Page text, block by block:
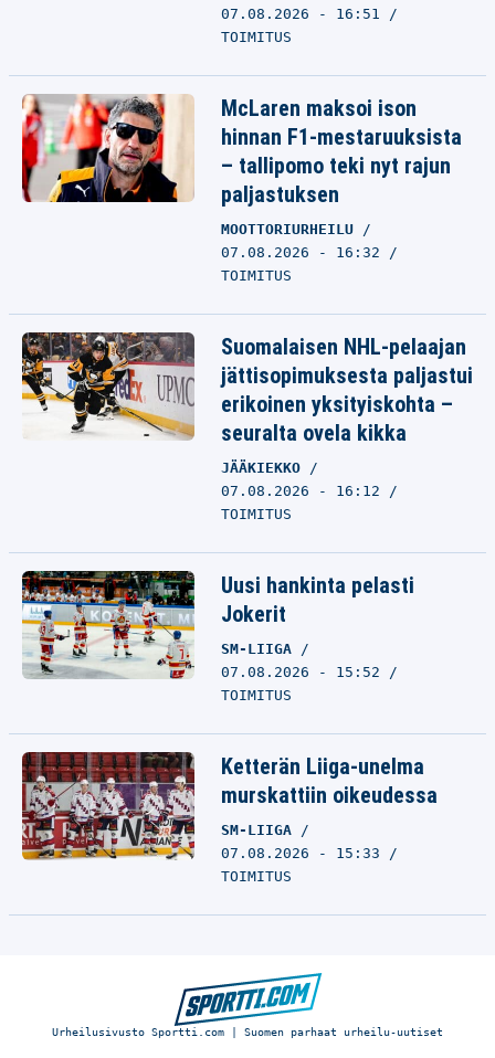
07.08.2026 - 16:51
TOIMITUS
McLaren maksoi ison
hinnan F1-mestaruuksista
– tallipomo teki nyt rajun
paljastuksen
MOOTTORIURHEILU
07.08.2026 - 16:32
TOIMITUS
Suomalaisen NHL-pelaajan
jättisopimuksesta paljastui
erikoinen yksityiskohta –
seuralta ovela kikka
JÄÄKIEKKO
07.08.2026 - 16:12
TOIMITUS
Uusi hankinta pelasti
Jokerit
SM-LIIGA
07.08.2026 - 15:52
TOIMITUS
Ketterän Liiga-unelma
murskattiin oikeudessa
SM-LIIGA
07.08.2026 - 15:33
TOIMITUS
Urheilusivusto Sportti.com | Suomen parhaat urheilu-uutiset